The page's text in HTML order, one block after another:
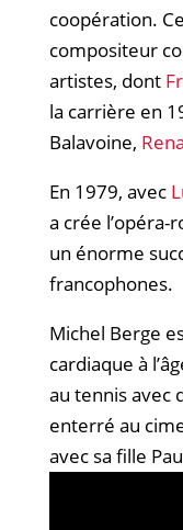
coopération.
compositeur
artistes, dont
la carrière en
Balavoine,
En 1979, avec
a crée l’opéra-
un énorme
francophones.​
Michel Berge
cardiaque à
au tennis avec
enterré au
avec sa fille